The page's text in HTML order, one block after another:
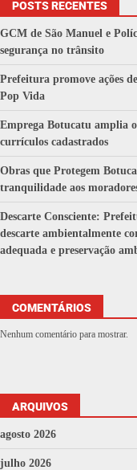
POSTS RECENTES
GCM de São Manuel e
segurança no trânsito
Prefeitura promove ações
Pop Vida
Emprega Botucatu amplia
currículos cadastrados
Obras que Protegem
tranquilidade aos
Descarte Consciente:
descarte ambientalmente
adequada e preservação
COMENTÁRIOS
Nenhum comentário para mostrar.
ARQUIVOS
agosto 2026
julho 2026